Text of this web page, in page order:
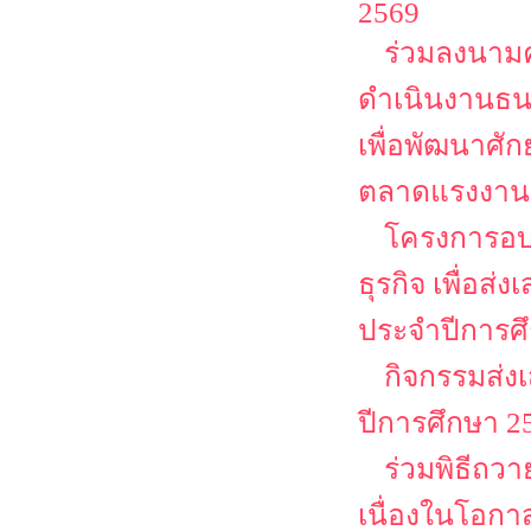
2569
ร่วมลงนาม
ดำเนินงานธ
เพื่อพัฒนาศัก
ตลาดแรงงา
โครงการอ
ธุรกิจ เพื่อส่
ประจำปีการ
กิจกรรมส่ง
ปีการศึกษา
ร่วมพิธีถว
เนื่องในโอก